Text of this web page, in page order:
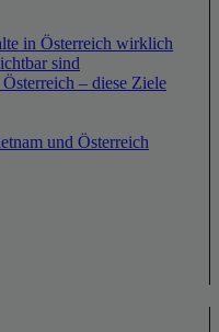
in Österreich wirklich
sind
– diese Ziele
und Österreich